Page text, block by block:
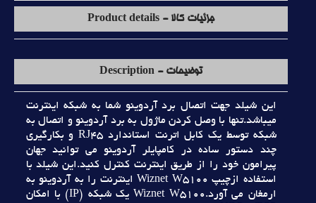
جزئیات کالا - Product details
توضیحات - Description
اين شيلد جهت اتصال برد آردوينو شما به شبکه اينترنت
ميباشد.تنها با وصل کردن ماژول به برد آردوينو و اتصال به
شبکه توسط يک کابل اترنت استاندارد RJ45 و بکارگيري
چند دستور ساده در کامپايلر آردوينو مي توانيد جهان
پيرامون خود را از طريق اينترنت کنترل کنيد.اين شيلد با
استفاده ازچيپ Wiznet W5100 اينترنت را به آردوينو به
ارمغان مي آورد.Wiznet W5100 يک شبکه (IP) با امکان